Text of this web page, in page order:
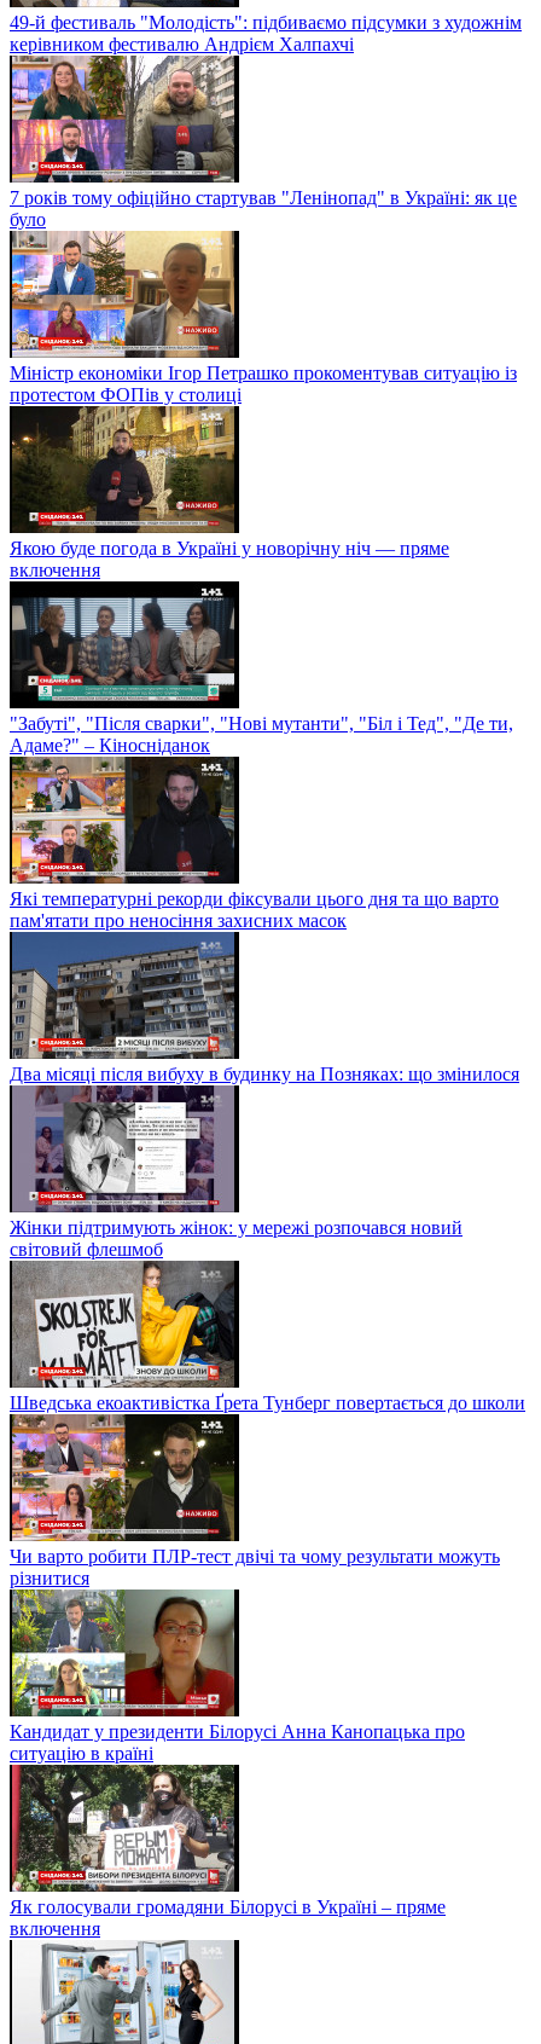
49-й фестиваль "Молодість": підбиваємо підсумки з художнім
керівником фестивалю Андрієм Халпахчі
7 років тому офіційно стартував "Ленінопад" в Україні: як це
було
Міністр економіки Ігор Петрашко прокоментував ситуацію із
протестом ФОПів у столиці
Якою буде погода в Україні у новорічну ніч — пряме
включення
"Забуті", "Після сварки", "Нові мутанти", "Біл і Тед", "Де ти,
Адаме?" – Кіносніданок
Які температурні рекорди фіксували цього дня та що варто
пам'ятати про неносіння захисних масок
Два місяці після вибуху в будинку на Позняках: що змінилося
Жінки підтримують жінок: у мережі розпочався новий
світовий флешмоб
Шведська екоактивістка Ґрета Тунберг повертається до школи
Чи варто робити ПЛР-тест двічі та чому результати можуть
різнитися
Кандидат у президенти Білорусі Анна Канопацька про
ситуацію в країні
Як голосували громадяни Білорусі в Україні – пряме
включення